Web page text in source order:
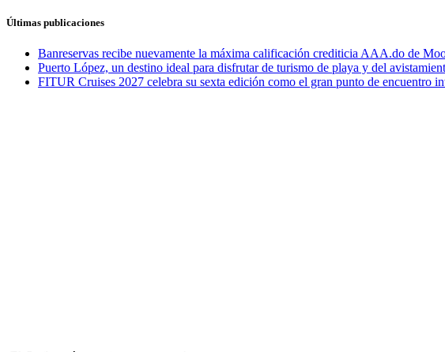
Últimas publicaciones
Banreservas recibe nuevamente la máxima calificación crediticia AAA.do de
Puerto López, un destino ideal para disfrutar de turismo de playa y del
FITUR Cruises 2027 celebra su sexta edición como el gran punto de encuentro